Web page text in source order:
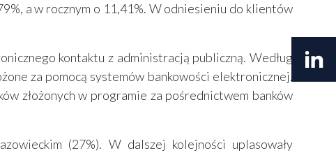
a w rocznym o 11,41%. W odniesieniu do klientów
kontaktu z administracją publiczną. Według
za pomocą systemów bankowości elektronicznej.
złożonych w programie za pośrednictwem banków
(27%). W dalszej kolejności uplasowały